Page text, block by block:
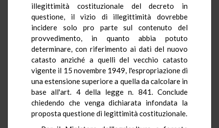
illegittimità costituzionale del decreto in
questione, il vizio di illegittimità dovrebbe
incidere solo pro parte sul contenuto del
provvedimento, in quanto abbia potuto
determinare, con riferimento ai dati del nuovo
catasto anziché a quelli del vecchio catasto
vigente il 15 novembre 1949, l'espropriazione di
una estensione superiore a quella da calcolare in
base all'art. 4 della legge n. 841. Conclude
chiedendo che venga dichiarata infondata la
proposta questione di legittimità costituzionale.